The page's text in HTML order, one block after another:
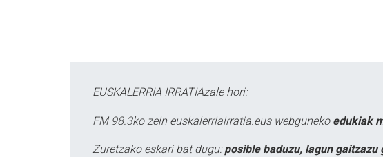
EUSKALERRIA IRRATIAzale hori:
FM 98.3ko zein euskalerriairratia.eus webguneko edukiak
Zuretzako eskari bat dugu: posible baduzu, lagun